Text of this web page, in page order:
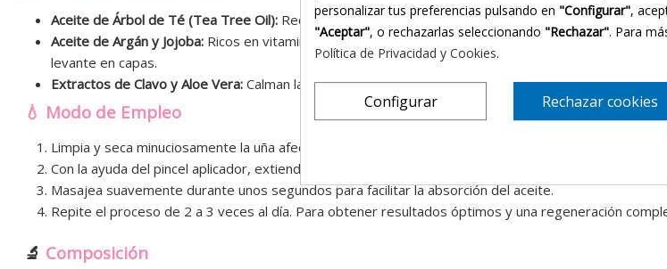
Aceite de Árbol de Té (Tea Tree Oil): Reconocido mundialmente por sus potentes propiedades
Aceite de Argán y Jojoba: Ricos en vitamina E y ácidos grasos esenciales. Aportan una nutrición
levante en capas.
Extractos de Clavo y Aloe Vera: Calman la zona de la cutícula si presenta irritación o sensibilidad,
💧 Modo de Empleo
Limpia y seca minuciosamente la uña afectada antes de la aplicación.
Con la ayuda del pincel aplicador, extiende una fina capa de
sobre toda la superficie de
Masajea suavemente durante unos segundos para facilitar la absorción del aceite.
Repite el proceso de 2 a 3 veces al día. Para obtener resultados óptimos y una regeneración
🔬 Composición
personalizar tus preferencias pulsando en "Configurar",
"Aceptar", o rechazarlas seleccionando "Rechazar". Para
Política de Privacidad y Cookies.
Rechazar cookies
Configurar